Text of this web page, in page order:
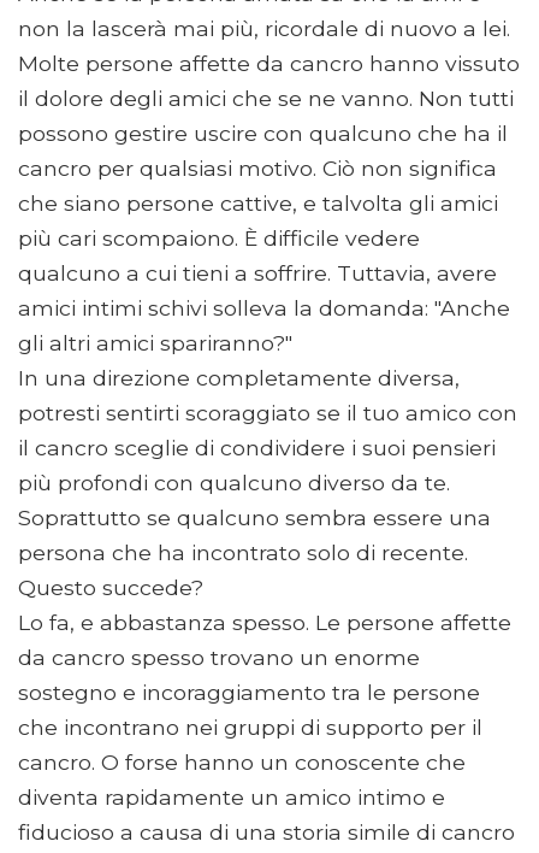
non la lascerà mai più, ricordale di nuovo a lei.
Molte persone affette da cancro hanno vissuto
il dolore degli amici che se ne vanno. Non tutti
possono gestire uscire con qualcuno che ha il
cancro per qualsiasi motivo. Ciò non significa
che siano persone cattive, e talvolta gli amici
più cari scompaiono. È difficile vedere
qualcuno a cui tieni a soffrire. Tuttavia, avere
amici intimi schivi solleva la domanda: "Anche
gli altri amici spariranno?"
In una direzione completamente diversa,
potresti sentirti scoraggiato se il tuo amico con
il cancro sceglie di condividere i suoi pensieri
più profondi con qualcuno diverso da te.
Soprattutto se qualcuno sembra essere una
persona che ha incontrato solo di recente.
Questo succede?
Lo fa, e abbastanza spesso. Le persone affette
da cancro spesso trovano un enorme
sostegno e incoraggiamento tra le persone
che incontrano nei gruppi di supporto per il
cancro. O forse hanno un conoscente che
diventa rapidamente un amico intimo e
fiducioso a causa di una storia simile di cancro